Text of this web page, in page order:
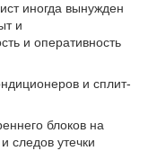
иногда вынужден
и
и оперативность
и сплит-
блоков на
следов утечки